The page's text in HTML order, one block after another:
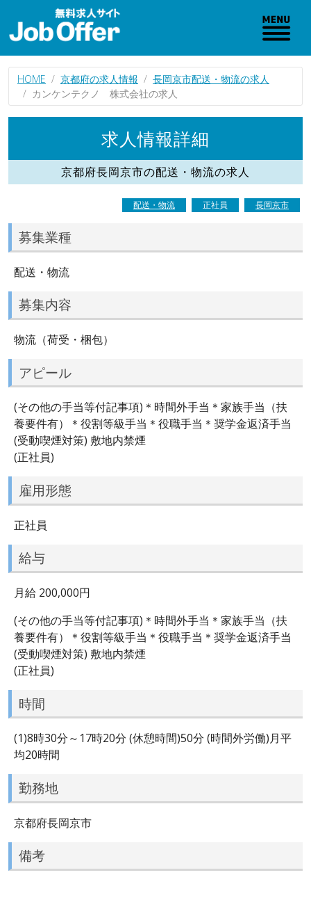
HOME 京都府の求人情報
長岡京市配送・物流の求人
カンケンテクノ 株式会社の求人
求人情報詳細
京都府長岡京市の配送・物流の求人
配送・物流 正社員 長岡京市
募集業種
配送・物流
募集内容
物流（荷受・梱包）
アピール
(その他の手当等付記事項)＊時間外手当＊家族手当（扶
養要件有）＊役割等級手当＊役職手当＊奨学金返済手当
(受動喫煙対策) 敷地内禁煙
(正社員)
雇用形態
正社員
給与
月給 200,000円
(その他の手当等付記事項)＊時間外手当＊家族手当（扶
養要件有）＊役割等級手当＊役職手当＊奨学金返済手当
(受動喫煙対策) 敷地内禁煙
(正社員)
時間
(1)8時30分～17時20分 (休憩時間)50分 (時間外労働)月平
均20時間
勤務地
京都府長岡京市
備考